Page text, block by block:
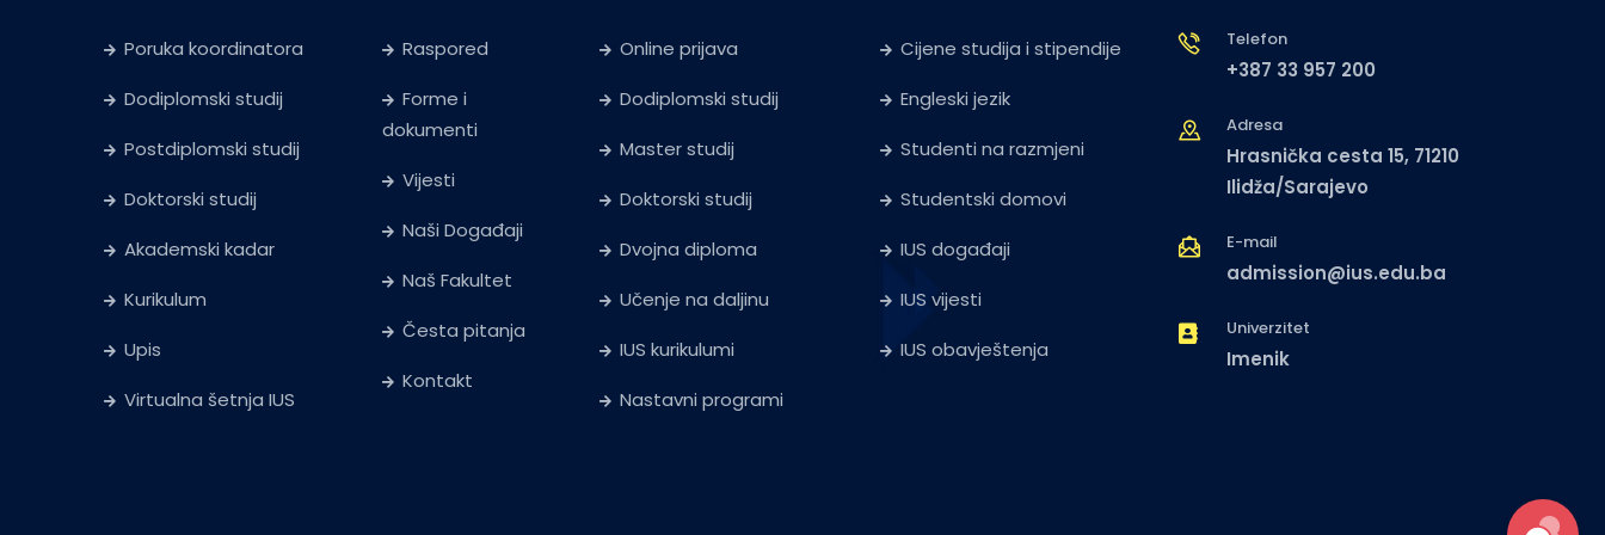
Poruka koordinatora
Dodiplomski studij
Postdiplomski studij
Doktorski studij
Akademski kadar
Kurikulum
Upis
Virtualna šetnja IUS
Raspored
Forme i
dokumenti
Vijesti
Naši Događaji
Naš Fakultet
Česta pitanja
Kontakt
Online prijava
Dodiplomski studij
Master studij
Doktorski studij
Dvojna diploma
Učenje na daljinu
IUS kurikulumi
Nastavni programi
Cijene studija i stipendije
Engleski jezik
Studenti na razmjeni
Studentski domovi
IUS događaji
IUS vijesti
IUS obavještenja
Telefon
+387 33 957 200
Adresa
Hrasnička cesta 15, 71210
Ilidža/Sarajevo
E-mail
admission@ius.edu.ba
Univerzitet
Imenik